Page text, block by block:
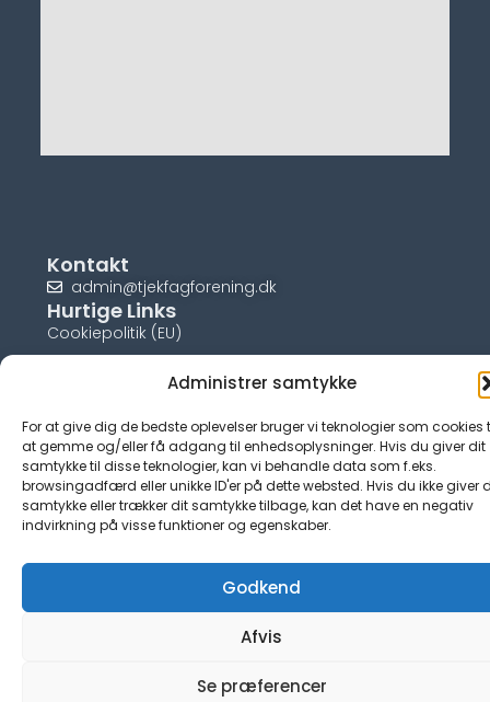
Administrer samtykke
For at give dig de bedste oplevelser bruger vi teknologier som cookies
at gemme og/eller få adgang til enhedsoplysninger. Hvis du giver dit
samtykke til disse teknologier, kan vi behandle data som f.eks.
browsingadfærd eller unikke ID'er på dette websted. Hvis du ikke giver
samtykke eller trækker dit samtykke tilbage, kan det have en negativ
indvirkning på visse funktioner og egenskaber.
Godkend
Afvis
Se præferencer
Kontakt
admin@tjekfagforening.dk
Hurtige Links
Cookiepolitik (EU)
© tjek-fagforening.dk